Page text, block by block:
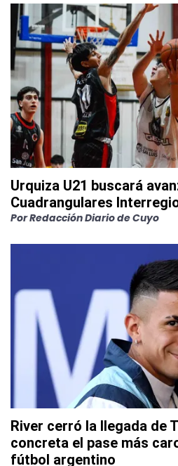
Urquiza U21 buscará
Cuadrangulares
PorRedacción Diario de Cuyo
River cerró la llegada de
concreta el pase más
fútbol argentino